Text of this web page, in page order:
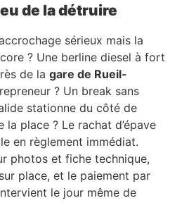
de la détruire
sérieux mais la
? Une berline diesel à fort
de la gare de Rueil-
? Un break sans
stationne du côté de
la place ? Le rachat d’épave
en règlement immédiat.
photos et fiche technique,
place, et le paiement par
le jour même de